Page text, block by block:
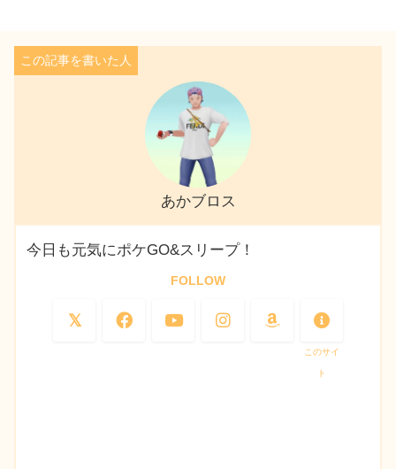
あかブロス
今日も元気にポケGO&スリープ！
FOLLOW
このサイ
ト